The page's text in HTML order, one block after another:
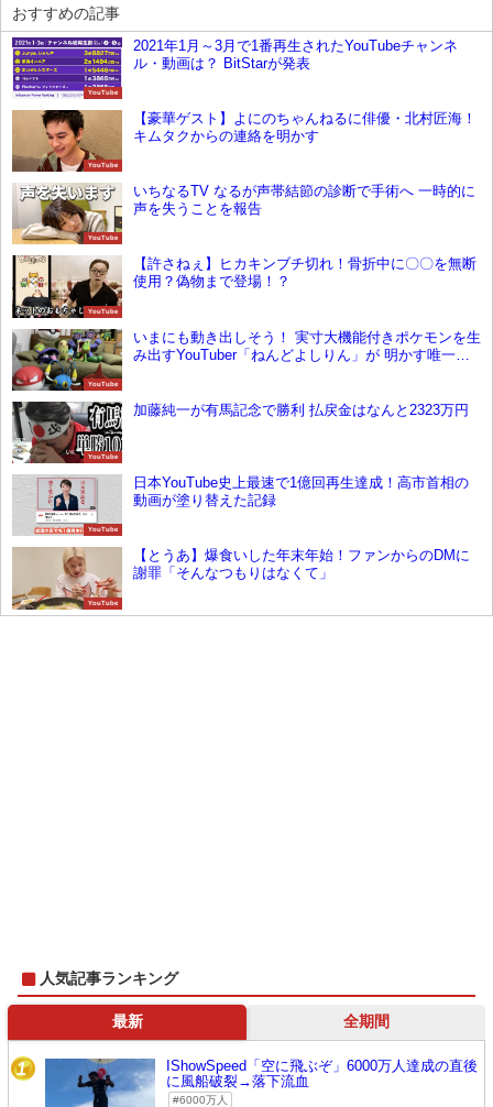
おすすめの記事
YouTube
2021年1月～3月で1番再生されたYouTubeチャンネ
ル・動画は？ BitStarが発表
YouTube
【豪華ゲスト】よにのちゃんねるに俳優・北村匠海！
キムタクからの連絡を明かす
YouTube
いちなるTV なるが声帯結節の診断で手術へ 一時的に
声を失うことを報告
YouTube
【許さねぇ】ヒカキンブチ切れ！骨折中に〇〇を無断
使用？偽物まで登場！？
YouTube
いまにも動き出しそう！ 実寸大機能付きポケモンを生
み出すYouTuber「ねんどよしりん」が 明かす唯一無
YouTube
加藤純一が有馬記念で勝利 払戻金はなんと2323万円
YouTube
日本YouTube史上最速で1億回再生達成！高市首相の
動画が塗り替えた記録
YouTube
【とうあ】爆食いした年末年始！ファンからのDMに
謝罪「そんなつもりはなくて」
人気記事ランキング
最新 全期間
1
IShowSpeed「空に飛ぶぞ」6000万人達成の直後
に風船破裂→落下流血
6000万人